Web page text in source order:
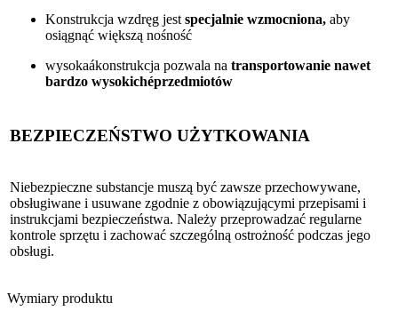
Konstrukcja wzdręg jest specjalnie wzmocniona, aby
osiągnąć większą nośność
wysokaákonstrukcja pozwala na transportowanie nawet
bardzo wysokichéprzedmiotów
BEZPIECZEŃSTWO UŻYTKOWANIA
Niebezpieczne substancje muszą być zawsze przechowywane,
obsługiwane i usuwane zgodnie z obowiązującymi przepisami i
instrukcjami bezpieczeństwa. Należy przeprowadzać regularne
kontrole sprzętu i zachować szczególną ostrożność podczas jego
obsługi.
Wymiary produktu